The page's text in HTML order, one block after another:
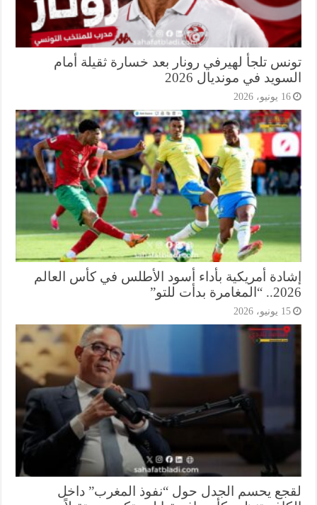
تلجأ لهيرفي رونار بعد خسارة ثقيلة أمام
في مونديال 2026
أمريكية بأداء أسود الأطلس في كأس العالم
بدأت للتو”
يحسم الجدل حول “نفوذ المغرب” داخل